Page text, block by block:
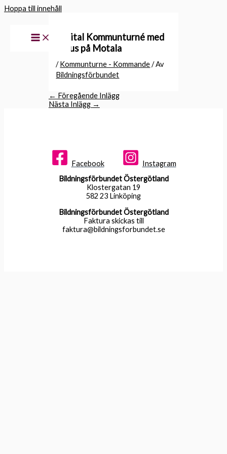
Hoppa till innehåll
Digital Kommunturné med
fokus på Motala
/Kommunturne - Kommande/ Av
Bildningsförbundet
← Föregående Inlägg
Nästa Inlägg →
Facebook
Instagram
Bildningsförbundet Östergötland
Klostergatan 19
582 23 Linköping
Bildningsförbundet Östergötland
Faktura skickas till
faktura@bildningsforbundet.se